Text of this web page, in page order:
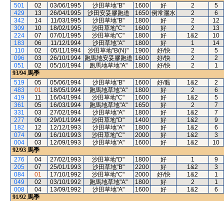
501
02 03/06/1995 沙田草地"B" 1600 好 2
5
429
13 26/04/1995 沙田安妥膠跑道 1650 例常灑水 2
6
342
14 11/03/1995 沙田草地"B" 1800 好 2
12
309
10 18/02/1995 沙田草地"C" 1600 好 2
13
224
07 07/01/1995 沙田草地"C" 1800 好 1&2
10
183
06 11/12/1994 沙田草地"A" 1800 好 1
14
110
02 05/11/1994 沙田草地"B(N)" 1900 好/快 2
5
096
03 26/10/1994 跑馬地安妥膠跑道 1600 好/快 2
2
051
02 05/10/1994 跑馬地草地"A" 1800 好/快 2
1
93/94 馬季
519
05 05/06/1994 沙田草地"B" 1600 好/黏 1&2
2
483
01 18/05/1994 跑馬地草地"A" 1800 好 2
6
419
11 16/04/1994 沙田草地"C" 1600 好 1&2
5
361
05 16/03/1994 跑馬地草地"A" 1650 好 2
7
331
03 27/02/1994 沙田草地"A" 1800 好 1&2
7
277
06 29/01/1994 沙田草地"D" 1400 好 1&2
9
182
12 12/12/1993 沙田草地"A" 1800 好 1&2
6
074
09 16/10/1993 沙田草地"C" 2000 好 1&2
3
004
03 12/09/1993 沙田草地"A" 1600 好 1&2
10
92/93 馬季
276
04 27/02/1993 沙田草地"D" 1800 好 1
9
205
07 25/01/1993 沙田草地"B" 2200 好 1&2
3
084
01 17/10/1992 沙田草地"C" 2000 好/快 1&2
1
049
02 03/10/1992 跑馬地草地"A" 1800 好 2
1
008
04 13/09/1992 沙田草地"A" 1600 好 1&2
6
91/92 馬季